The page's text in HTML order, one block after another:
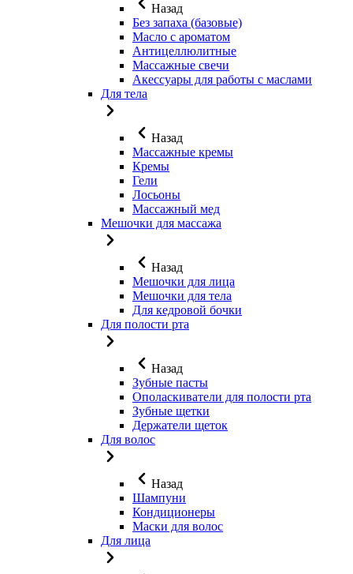
Назад
Без запаха (базовые)
Масло с ароматом
Антицеллюлитные
Массажные свечи
Акессуары для работы с маслами
Для тела
Назад
Массажные кремы
Кремы
Гели
Лосьоны
Массажный мед
Мешочки для массажа
Назад
Мешочки для лица
Мешочки для тела
Для кедровой бочки
Для полости рта
Назад
Зубные пасты
Ополаскиватели для полости рта
Зубные щетки
Держатели щеток
Для волос
Назад
Шампуни
Кондиционеры
Маски для волос
Для лица